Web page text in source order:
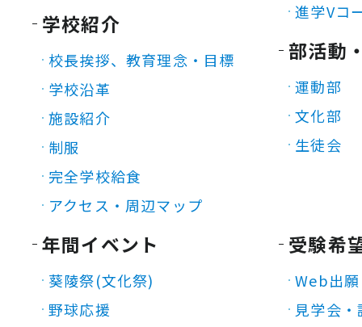
学校紹介
校長挨拶、教育理念・目標
学校沿革
施設紹介
制服
完全学校給食
アクセス・周辺マップ
進学Vコ
部活動
運動部
文化部
生徒会
年間イベント
葵陵祭(文化祭)
野球応援
受験希
Web出願
見学会